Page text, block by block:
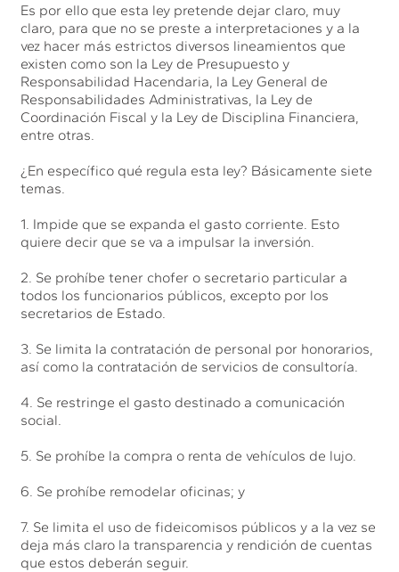
Es por ello que esta ley pretende dejar claro, muy
claro, para que no se preste a interpretaciones y a la
vez hacer más estrictos diversos lineamientos que
existen como son la Ley de Presupuesto y
Responsabilidad Hacendaria, la Ley General de
Responsabilidades Administrativas, la Ley de
Coordinación Fiscal y la Ley de Disciplina Financiera,
entre otras.
¿En específico qué regula esta ley? Básicamente siete
temas.
1. Impide que se expanda el gasto corriente. Esto
quiere decir que se va a impulsar la inversión.
2. Se prohíbe tener chofer o secretario particular a
todos los funcionarios públicos, excepto por los
secretarios de Estado.
3. Se limita la contratación de personal por honorarios,
así como la contratación de servicios de consultoría.
4. Se restringe el gasto destinado a comunicación
social.
5. Se prohíbe la compra o renta de vehículos de lujo.
6. Se prohíbe remodelar oficinas; y
7. Se limita el uso de fideicomisos públicos y a la vez se
deja más claro la transparencia y rendición de cuentas
que estos deberán seguir.